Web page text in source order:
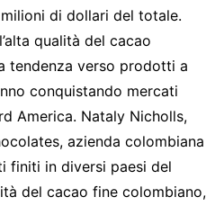
di dollari del totale.
qualità del cacao
tendenza verso prodotti a
conquistando mercati
America. Nataly Nicholls,
azienda colombiana
finiti in diversi paesi del
del cacao fine colombiano,